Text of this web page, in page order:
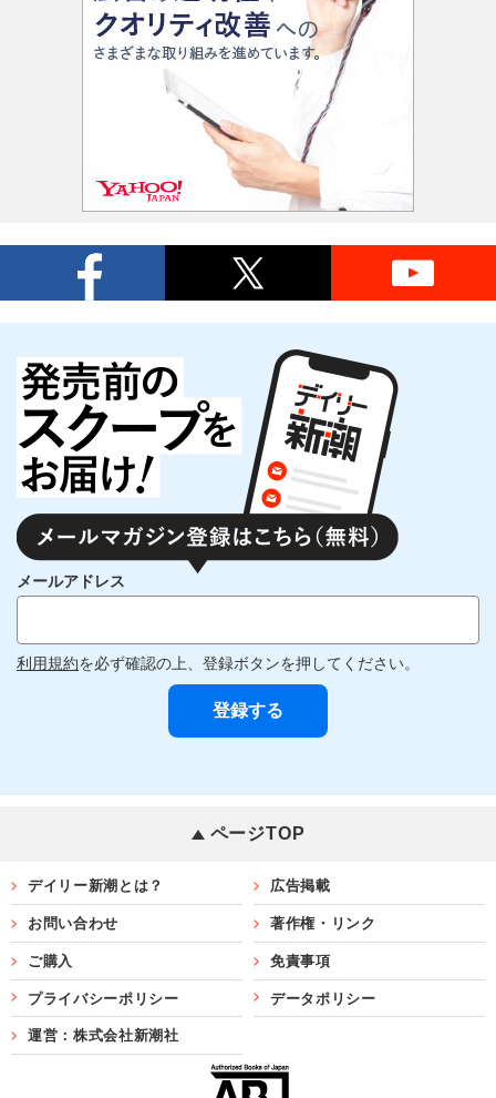
メールアドレス
利用規約を必ず確認の上、登録ボタンを押してください。
ページTOP
デイリー新潮とは？ 広告掲載
お問い合わせ 著作権・リンク
ご購入 免責事項
プライバシーポリシー データポリシー
運営：株式会社新潮社